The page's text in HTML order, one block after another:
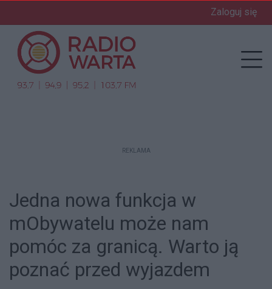
Zaloguj się
REKLAMA
Jedna nowa funkcja w
mObywatelu może nam
pomóc za granicą. Warto ją
poznać przed wyjazdem